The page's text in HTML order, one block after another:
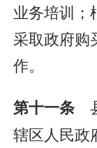
业务培训；
采取政府购
作。
第十一条
辖区人民政